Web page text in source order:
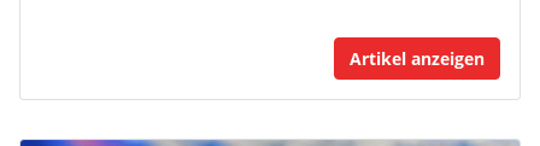
Artikel anzeigen